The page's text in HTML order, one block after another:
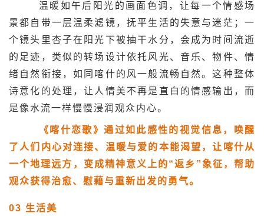
温暖如午后阳光的画面色调，让每一个情感场
景都自带一层温柔滤镜，抚平生活的失意与迷茫；一
个镜头里杏子在阳光下被抽干水分，会成为时间流逝
的足迹，类似的转场设计依托风光、音乐、物件、情
绪自然衔接，如同喀什的风一般流畅自然。这种整体
诗意化的处理，让人情美不再是直白的情感输出，而
是像水流一样慢慢浸润观众内心。
《喀什恋歌》通过如此感性的视觉信息，唤醒
了人们内心对连接、温暖与爱的本能渴望，让喀什从
一个地理远方，变成精神意义上的“返乡”象征，帮助
观众获得治愈、慰藉与重新出发的勇气。
03 生活美